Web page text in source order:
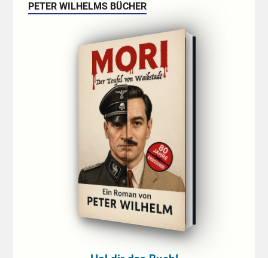
PETER WILHELMS BÜCHER